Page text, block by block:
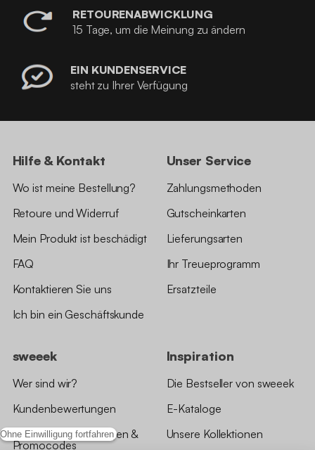
Ohne Einwilligung fortfahren
RETOURENABWICKLUNG
15 Tage, um die Meinung zu ändern
EIN KUNDENSERVICE
steht zu Ihrer Verfügung
Hilfe & Kontakt
Wo ist meine Bestellung?
Retoure und Widerruf
Mein Produkt ist beschädigt
FAQ
Kontaktieren Sie uns
Ich bin ein Geschäftskunde
Unser Service
Zahlungsmethoden
Gutscheinkarten
Lieferungsarten
Ihr Treueprogramm
Ersatzteile
sweeek
Wer sind wir?
Kundenbewertungen
*Angebotsbedingungen &
Promocodes
Inspiration
Die Bestseller von sweeek
E-Kataloge
Unsere Kollektionen